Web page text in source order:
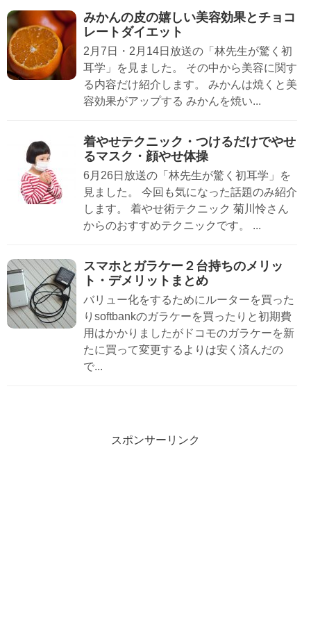
みかんの皮の嬉しい美容効果とチョコ
レートダイエット
2月7日・2月14日放送の「林先生が驚く初
耳学」を見ました。 その中から美容に関す
る内容だけ紹介します。 みかんは焼くと美
容効果がアップする みかんを焼い...
着やせテクニック・つけるだけでやせ
るマスク・顔やせ体操
6月26日放送の「林先生が驚く初耳学」を
見ました。 今回も気になった話題のみ紹介
します。 着やせ術テクニック 菊川怜さん
からのおすすめテクニックです。 ...
スマホとガラケー２台持ちのメリッ
ト・デメリットまとめ
バリュー化をするためにルーターを買った
りsoftbankのガラケーを買ったりと初期費
用はかかりましたがドコモのガラケーを新
たに買って変更するよりは安く済んだの
で...
スポンサーリンク